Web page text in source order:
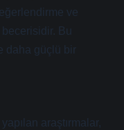
ve
Bu
daha güçlü bir
araştırmalar,